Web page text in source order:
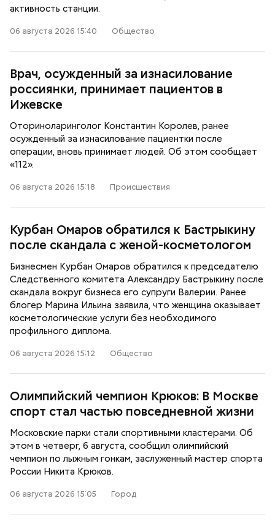
активность станции.
06 августа 2026 15:40 Общество
Врач, осужденный за изнасилование
россиянки, принимает пациентов в
Ижевске
Оториноларинголог Константин Королев, ранее
осужденный за изнасилование пациентки после
операции, вновь принимает людей. Об этом сообщает
«112».
06 августа 2026 15:18 Происшествия
Курбан Омаров обратился к Бастрыкину
после скандала с женой-косметологом
Бизнесмен Курбан Омаров обратился к председателю
Следственного комитета Александру Бастрыкину после
скандала вокруг бизнеса его супруги Валерии. Ранее
блогер Марина Ильина заявила, что женщина оказывает
косметологические услуги без необходимого
профильного диплома.
06 августа 2026 15:12 Общество
Олимпийский чемпион Крюков: В Москве
спорт стал частью повседневной жизни
Московские парки стали спортивными кластерами. Об
этом в четверг, 6 августа, сообщил олимпийский
чемпион по лыжным гонкам, заслуженный мастер спорта
России Никита Крюков.
06 августа 2026 15:05 Город